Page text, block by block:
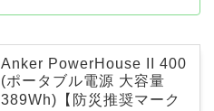
Anker PowerHouse II 400
(ポータブル電源 大容量
389Wh)【防災推奨マーク